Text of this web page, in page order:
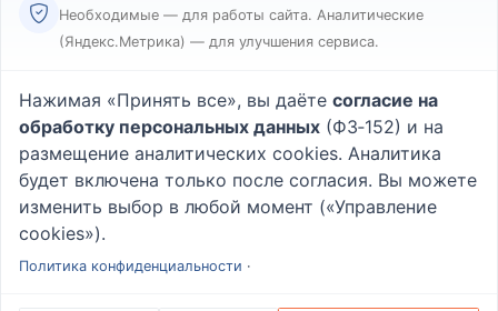
Реклама
Пользовательское соглашение
Политика конфиденциальности
Вопрос - Ответ|О проекте
Необходимые — для работы сайта. Аналитические
(Яндекс.Метрика) — для улучшения сервиса.
Нажимая «Принять все», вы даёте согласие на
обработку персональных данных (ФЗ‑152) и на
размещение аналитических cookies. Аналитика
будет включена только после согласия. Вы можете
изменить выбор в любой момент («Управление
cookies»).
Политика конфиденциальности ·